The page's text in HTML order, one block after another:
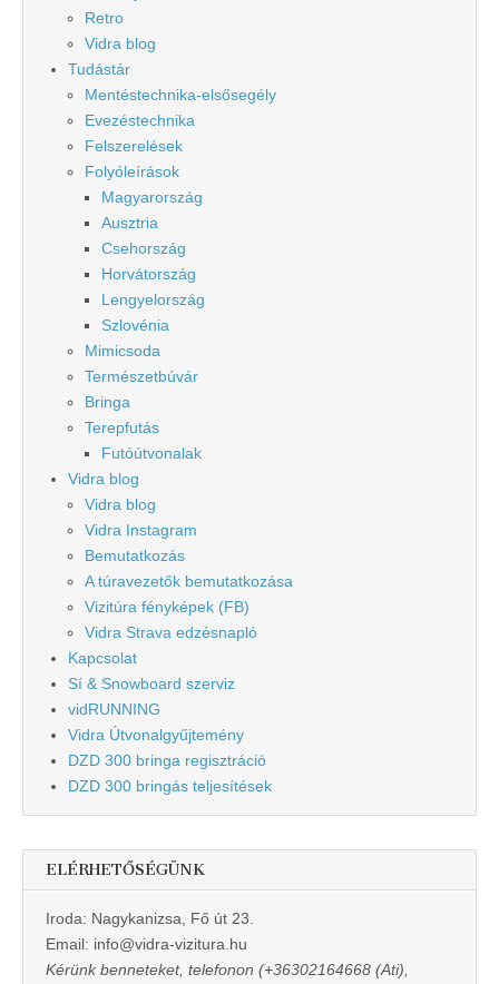
Retro
Vidra blog
Tudástár
Mentéstechnika-elsősegély
Evezéstechnika
Felszerelések
Folyóleírások
Magyarország
Ausztria
Csehország
Horvátország
Lengyelország
Szlovénia
Mimicsoda
Természetbúvár
Bringa
Terepfutás
Futóútvonalak
Vidra blog
Vidra blog
Vidra Instagram
Bemutatkozás
A túravezetők bemutatkozása
Vizitúra fényképek (FB)
Vidra Strava edzésnapló
Kapcsolat
Sí & Snowboard szerviz
vidRUNNING
Vidra Útvonalgyűjtemény
DZD 300 bringa regisztráció
DZD 300 bringás teljesítések
ELÉRHETŐSÉGÜNK
Iroda: Nagykanizsa, Fő út 23.
Email: info@vidra-vizitura.hu
Kérünk benneteket, telefonon (+36302164668 (Ati),